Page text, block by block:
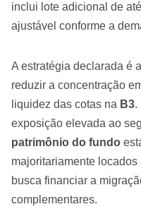
inclui lote adicional de
ajustável conforme a
A estratégia declarada é
reduzir a concentração
liquidez das cotas na B3.
exposição elevada ao
patrimônio do fundo
majoritariamente locados
busca financiar a
complementares.